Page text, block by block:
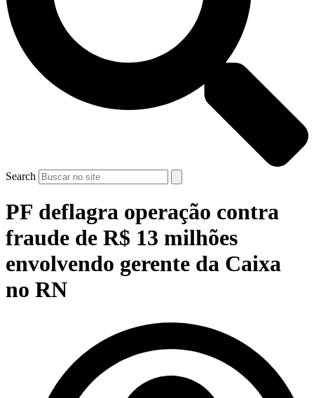
Search
PF deflagra operação contra
fraude de R$ 13 milhões
envolvendo gerente da Caixa
no RN